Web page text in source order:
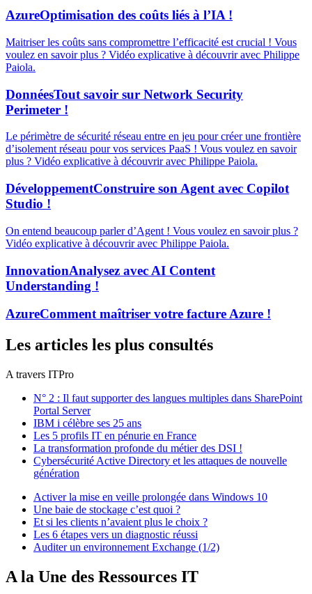
AzureOptimisation des coûts liés à l’IA !
Maitriser les coûts sans compromettre l’efficacité est crucial ! Vous
voulez en savoir plus ? Vidéo explicative à découvrir avec Philippe
Paiola.
DonnéesTout savoir sur Network Security
Perimeter !
Le périmètre de sécurité réseau entre en jeu pour créer une frontière
d’isolement réseau pour vos services PaaS ! Vous voulez en savoir
plus ? Vidéo explicative à découvrir avec Philippe Paiola.
DéveloppementConstruire son Agent avec Copilot
Studio !
On entend beaucoup parler d’Agent ! Vous voulez en savoir plus ?
Vidéo explicative à découvrir avec Philippe Paiola.
InnovationAnalysez avec AI Content
Understanding !
AzureComment maîtriser votre facture Azure !
Les articles les plus consultés
A travers ITPro
N° 2 : Il faut supporter des langues multiples dans SharePoint
Portal Server
IBM i célèbre ses 25 ans
Les 5 profils IT en pénurie en France
La transformation profonde du métier des DSI !
Cybersécurité Active Directory et les attaques de nouvelle
génération
Activer la mise en veille prolongée dans Windows 10
Une baie de stockage c’est quoi ?
Et si les clients n’avaient plus le choix ?
Les 6 étapes vers un diagnostic réussi
Auditer un environnement Exchange (1/2)
A la Une des Ressources IT